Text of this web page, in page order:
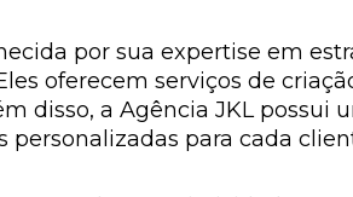
por sua expertise em
oferecem serviços de
disso, a Agência JKL possui
para cada